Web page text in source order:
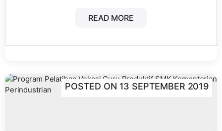
READ MORE
POSTED ON 13 SEPTEMBER 2019